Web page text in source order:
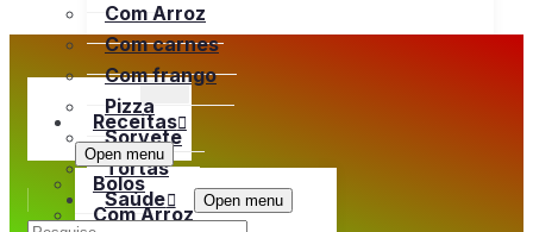
Com Arroz
Com carnes
Com frango
Pizza
Sorvete
Tortas
Saúde
Open menu
Receitas
Open menu
Bolos
Com Arroz